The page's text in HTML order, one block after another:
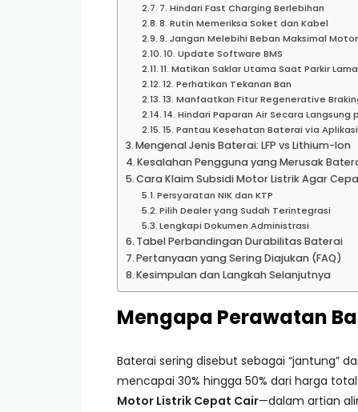
7. Hindari Fast Charging Berlebihan
8. Rutin Memeriksa Soket dan Kabel
9. Jangan Melebihi Beban Maksimal Motor
10. Update Software BMS
11. Matikan Saklar Utama Saat Parkir Lama
12. Perhatikan Tekanan Ban
13. Manfaatkan Fitur Regenerative
14. Hindari Paparan Air Secara
15. Pantau Kesehatan Baterai via Aplikasi
Mengenal Jenis Baterai: LFP vs Lithium-Ion
Kesalahan Pengguna yang Merusak
Cara Klaim Subsidi Motor Listrik Agar
Persyaratan NIK dan KTP
Pilih Dealer yang Sudah Terintegrasi
Lengkapi Dokumen Administrasi
Tabel Perbandingan Durabilitas Baterai
Pertanyaan yang Sering Diajukan (FAQ)
Kesimpulan dan Langkah Selanjutnya
Mengapa Perawatan
Baterai sering disebut sebagai “jantung”
mencapai 30% hingga 50% dari harga
Motor Listrik Cepat Cair—dalam artian